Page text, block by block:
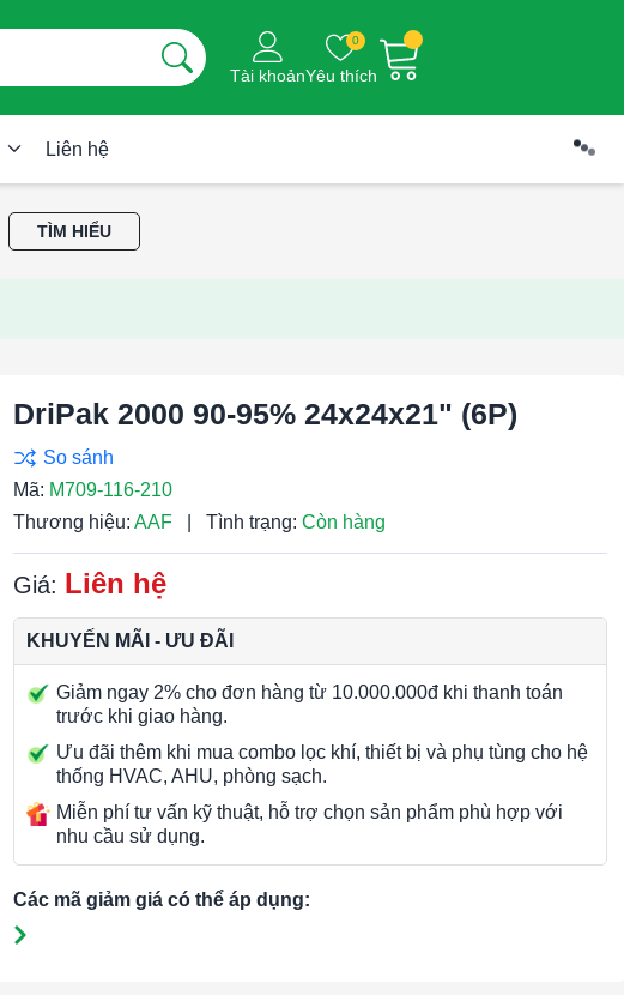
Tài khoản
0
Yêu thích
Liên hệ
TÌM HIỂU
DriPak 2000 90-95% 24x24x21" (6P)
Mã: M709-116-210
Thương hiệu: AAF Tình trạng: Còn hàng
Giá: Liên hệ
KHUYẾN MÃI - ƯU ĐÃI
Giảm ngay 2% cho đơn hàng từ 10.000.000đ khi thanh toán
trước khi giao hàng.
Ưu đãi thêm khi mua combo lọc khí, thiết bị và phụ tùng cho hệ
thống HVAC, AHU, phòng sạch.
Miễn phí tư vấn kỹ thuật, hỗ trợ chọn sản phẩm phù hợp với
nhu cầu sử dụng.
Các mã giảm giá có thể áp dụng: